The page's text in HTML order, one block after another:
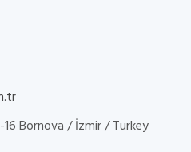
16 Bornova / İzmir / Turkey